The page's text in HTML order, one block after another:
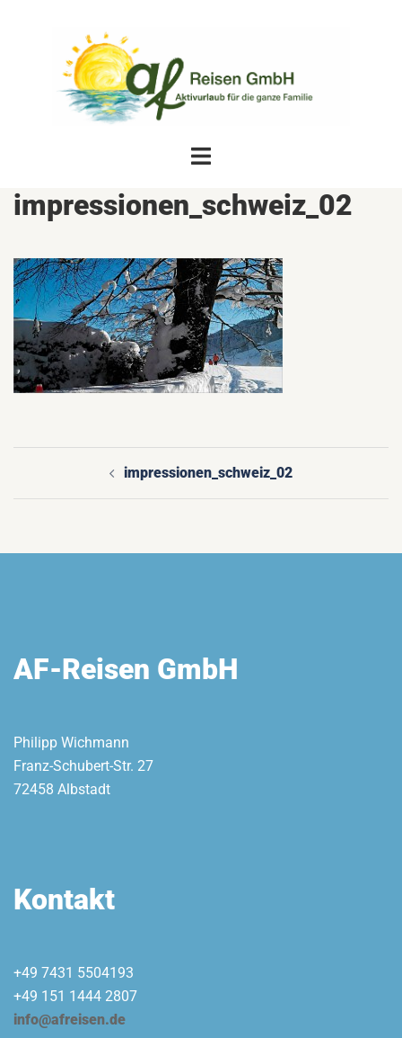
Menü
impressionen_schweiz_02
Beitragsnavigation
impressionen_schweiz_02
AF-Reisen GmbH
Philipp Wichmann
Franz-Schubert-Str. 27
72458 Albstadt
Kontakt
+49 7431 5504193
+49 151 1444 2807
info@afreisen.de